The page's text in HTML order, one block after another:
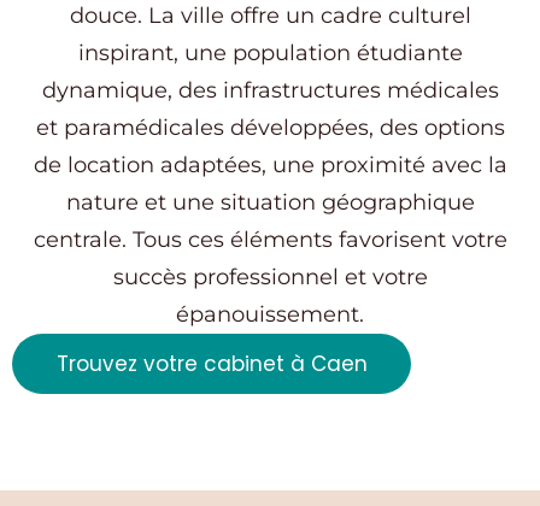
douce. La ville offre un cadre culturel
inspirant, une population étudiante
dynamique, des infrastructures médicales
et paramédicales développées, des options
de location adaptées, une proximité avec la
nature et une situation géographique
centrale. Tous ces éléments favorisent votre
succès professionnel et votre
épanouissement.
Trouvez votre cabinet à Caen